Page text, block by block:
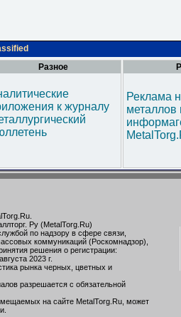
Разное
к журналу
Реклама
металлов
Ру (MetalTorg.Ru)
по надзору в сфере связи,
коммуникаций (Роскомнадзор),
решения о регистрации:
2023 г.
рынка черных, цветных и
разрешается с обязательной
на сайте MetalTorg.Ru, может